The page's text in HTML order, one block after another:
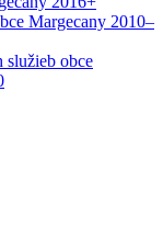
Margecany 2010–
služieb obce